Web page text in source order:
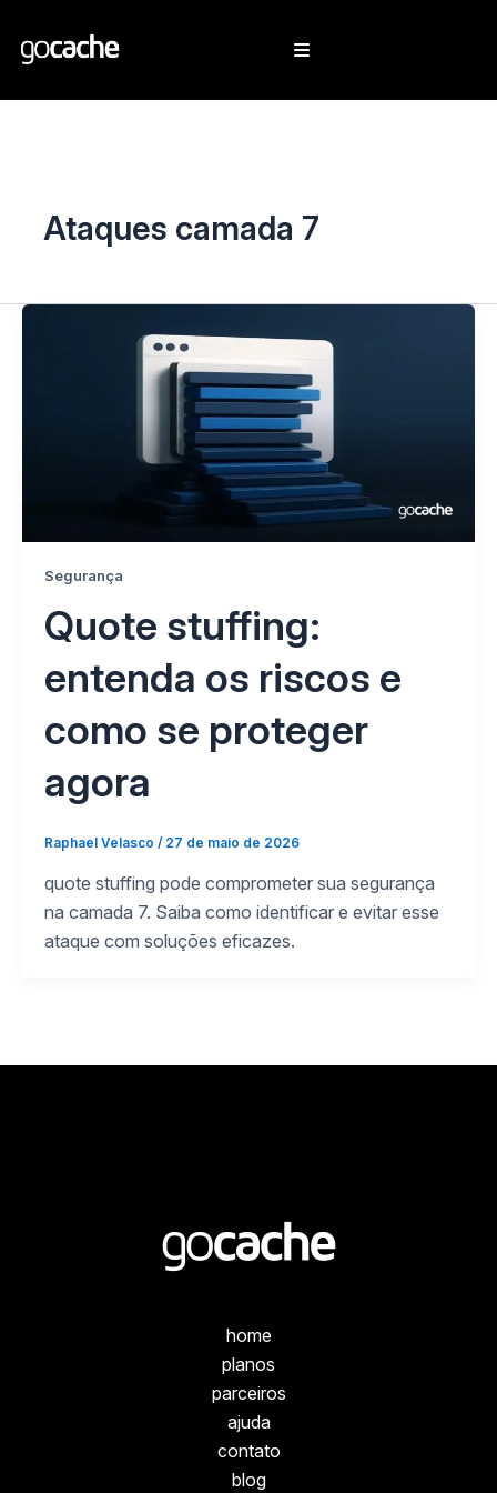
Ataques camada 7
Segurança
Quote stuffing:
entenda os riscos e
como se proteger
agora
Raphael Velasco / 27 de maio de 2026
quote stuffing pode comprometer sua segurança
na camada 7. Saiba como identificar e evitar esse
ataque com soluções eficazes.
home
planos
parceiros
ajuda
contato
blog